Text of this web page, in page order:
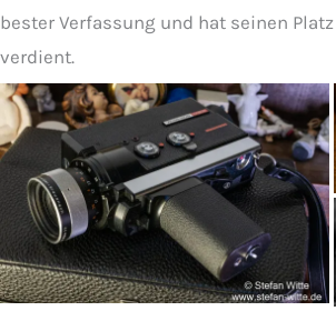
bester Verfassung und hat seinen
verdient.